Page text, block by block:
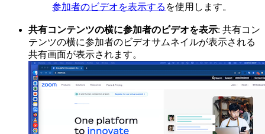
参加者のビデオを表示する を使用します。
共有コンテンツの横に参加者のビデオを表示: 共有コン
テンツの横に参加者のビデオサムネイルが表示される
共有画面が表示されます。